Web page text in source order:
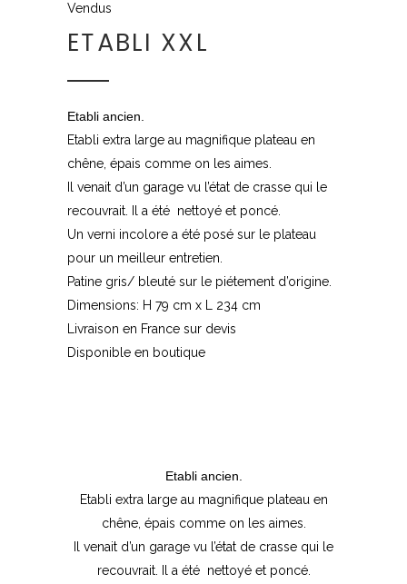
Vendus
ETABLI XXL
Etabli ancien.
Etabli extra large au magnifique plateau en
chêne, épais comme on les aimes.
Il venait d’un garage vu l’état de crasse qui le
recouvrait. Il a été nettoyé et poncé.
Un verni incolore a été posé sur le plateau
pour un meilleur entretien.
Patine gris/ bleuté sur le piétement d’origine.
Dimensions: H 79 cm x L 234 cm
Livraison en France sur devis
Disponible en boutique
Etabli ancien.
Etabli extra large au magnifique plateau en
chêne, épais comme on les aimes.
Il venait d’un garage vu l’état de crasse qui le
recouvrait. Il a été nettoyé et poncé.